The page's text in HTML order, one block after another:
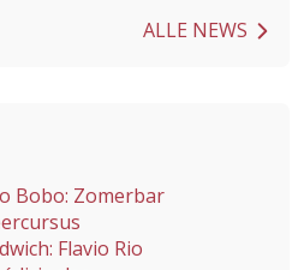
ALLE NEWS
Bobo: Zomerbar
Flavio Rio